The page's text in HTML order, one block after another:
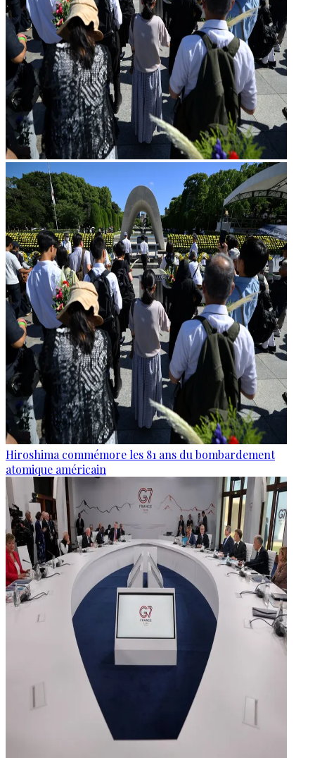
Hiroshima commémore les 81 ans du bombardement
atomique américain